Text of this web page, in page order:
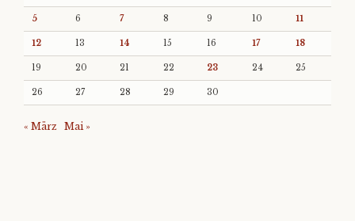
5 6 7 8 9 10 11
12 13 14 15 16 17 18
19 20 21 22 23 24 25
26 27 28 29 30
« März Mai »